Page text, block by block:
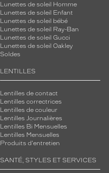
Lunettes de soleil Homme
Lunettes de soleil Enfant
Lunettes de soleil bébé
Lunettes de soleil Ray-Ban
Lunettes de soleil Gucci
Lunettes de soleil Oakley
Soldes
LENTILLES
Lentilles de contact
Lentilles correctrices
Lentilles de couleur
Lentilles Journalières
Lentilles Bi Mensuelles
Lentilles Mensuelles
Produits d'entretien
SANTÉ, STYLES ET SERVICES